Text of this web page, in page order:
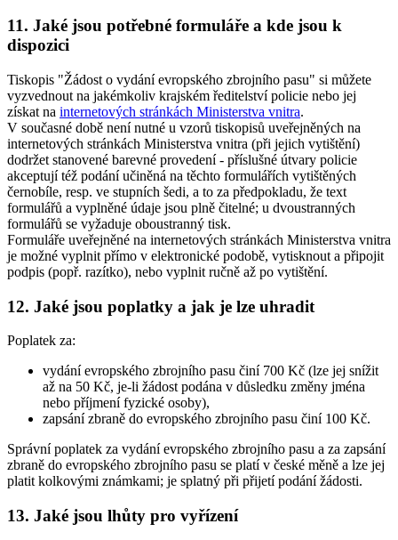
11. Jaké jsou potřebné formuláře a kde jsou k
dispozici
Tiskopis "Žádost o vydání evropského zbrojního pasu" si můžete
vyzvednout na jakémkoliv krajském ředitelství policie nebo jej
získat na internetových stránkách Ministerstva vnitra.
V současné době není nutné u vzorů tiskopisů uveřejněných na
internetových stránkách Ministerstva vnitra (při jejich vytištění)
dodržet stanovené barevné provedení - příslušné útvary policie
akceptují též podání učiněná na těchto formulářích vytištěných
černobíle, resp. ve stupních šedi, a to za předpokladu, že text
formulářů a vyplněné údaje jsou plně čitelné; u dvoustranných
formulářů se vyžaduje oboustranný tisk.
Formuláře uveřejněné na internetových stránkách Ministerstva vnitra
je možné vyplnit přímo v elektronické podobě, vytisknout a připojit
podpis (popř. razítko), nebo vyplnit ručně až po vytištění.
12. Jaké jsou poplatky a jak je lze uhradit
Poplatek za:
vydání evropského zbrojního pasu činí 700 Kč (lze jej snížit
až na 50 Kč, je-li žádost podána v důsledku změny jména
nebo příjmení fyzické osoby),
zapsání zbraně do evropského zbrojního pasu činí 100 Kč.
Správní poplatek za vydání evropského zbrojního pasu a za zapsání
zbraně do evropského zbrojního pasu se platí v české měně a lze jej
platit kolkovými známkami; je splatný při přijetí podání žádosti.
13. Jaké jsou lhůty pro vyřízení